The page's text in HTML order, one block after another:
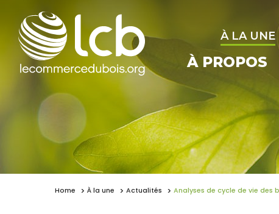
À LA UNE
À PROPOS
Home À la une Actualités Analyses de cycle de vie des